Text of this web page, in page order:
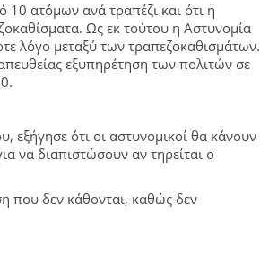
10 ατόμων ανά τραπέζι και ότι η
Ως εκ τούτου η Αστυνομία
λόγο μεταξύ των τραπεζοκαθισμάτων.
εξυπηρέτηση των πολιτών σε
ότι οι αστυνομικοί θα κάνουν
να διαπιστώσουν αν τηρείται ο
που δεν κάθονται, καθώς δεν